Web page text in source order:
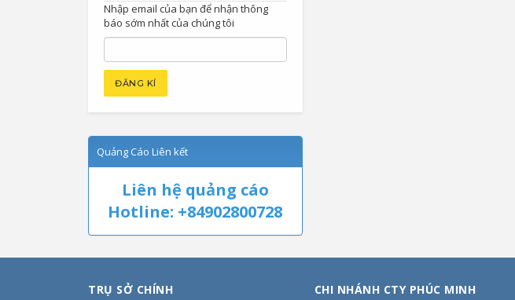
Nhập email của bạn để nhận thông
báo sớm nhất của chúng tôi
Quảng Cáo Liên kết
Liên hệ quảng cáo
Hotline: +84902800728
TRỤ SỞ CHÍNH CHI NHÁNH CTY PHÚC MINH